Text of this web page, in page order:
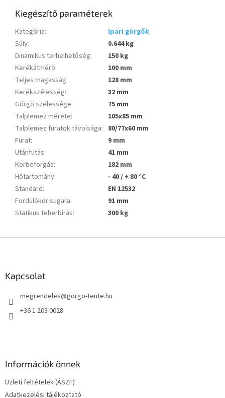
Kiegészítő paraméterek
Kategória:
Ipari görgők
Súly:
0.644 kg
Dinamikus terhelhetőség:
150 kg
Kerékátmérő:
100 mm
Teljes magasság:
128 mm
Kerékszélesség:
32 mm
Görgő szélessége:
75 mm
Talplemez mérete:
105x85 mm
Talplemez furatok távolsága: 80/77x60 mm
Furat:
9 mm
Utánfutás:
41 mm
Körbeforgás:
182 mm
Hőtartomány:
- 40 / + 80 °C
Standard:
EN 12532
Fordulókör sugara:
91 mm
Statikus teherbírás: 300 kg
Kapcsolat
megrendeles@gorgo-tente.hu
+36 1 203 0028
Információk önnek
Üzleti feltételek (ÁSZF)
Adatkezelési tájékoztató